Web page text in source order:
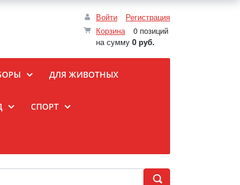
Войти
Регистрация
Корзина
0 позиций
на сумму 0 руб.
ДЛЯ ЖИВОТНЫХ
СПОРТ